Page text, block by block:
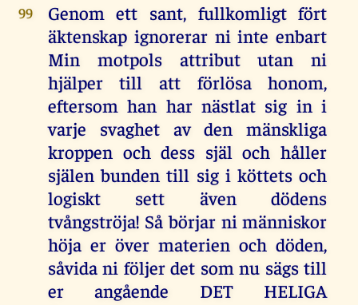
99
Genom ett sant, fullkomligt fört
äktenskap ignorerar ni inte enbart
Min motpols attribut utan ni
hjälper till att förlösa honom,
eftersom han har nästlat sig in i
varje svaghet av den mänskliga
kroppen och dess själ och håller
själen bunden till sig i köttets och
logiskt sett även dödens
tvångströja! Så börjar ni människor
höja er över materien och döden,
såvida ni följer det som nu sägs till
er angående DET HELIGA